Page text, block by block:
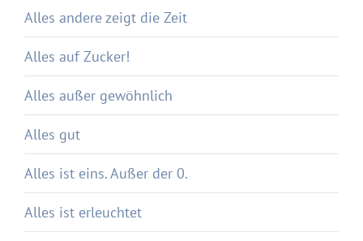
Alles andere zeigt die Zeit
Alles auf Zucker!
Alles außer gewöhnlich
Alles gut
Alles ist eins. Außer der 0.
Alles ist erleuchtet